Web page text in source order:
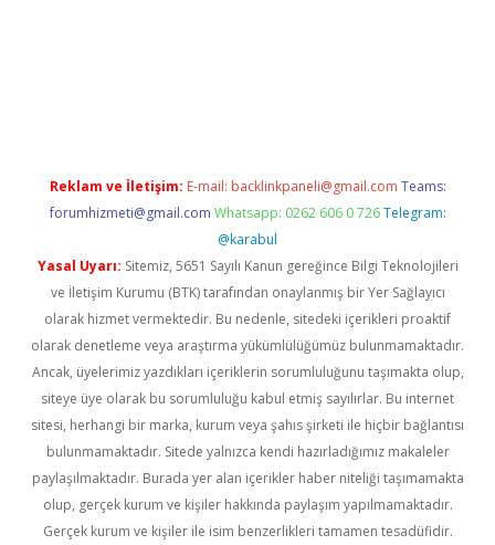
Reklam ve İletişim: E-mail: backlinkpaneli@gmail.com Teams:
forumhizmeti@gmail.com Whatsapp: 0262 606 0 726 Telegram:
@karabul
Yasal Uyarı: Sitemiz, 5651 Sayılı Kanun gereğince Bilgi Teknolojileri
ve İletişim Kurumu (BTK) tarafından onaylanmış bir Yer Sağlayıcı
olarak hizmet vermektedir. Bu nedenle, sitedeki içerikleri proaktif
olarak denetleme veya araştırma yükümlülüğümüz bulunmamaktadır.
Ancak, üyelerimiz yazdıkları içeriklerin sorumluluğunu taşımakta olup,
siteye üye olarak bu sorumluluğu kabul etmiş sayılırlar. Bu internet
sitesi, herhangi bir marka, kurum veya şahıs şirketi ile hiçbir bağlantısı
bulunmamaktadır. Sitede yalnızca kendi hazırladığımız makaleler
paylaşılmaktadır. Burada yer alan içerikler haber niteliği taşımamakta
olup, gerçek kurum ve kişiler hakkında paylaşım yapılmamaktadır.
Gerçek kurum ve kişiler ile isim benzerlikleri tamamen tesadüfidir.